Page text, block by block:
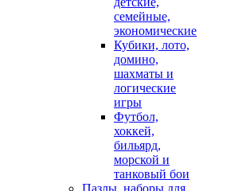
семейные,
экономические
Кубики, лото,
домино,
шахматы и
логические
игры
Футбол,
хоккей,
бильярд,
морской и
танковый бои
Пазлы, наборы для